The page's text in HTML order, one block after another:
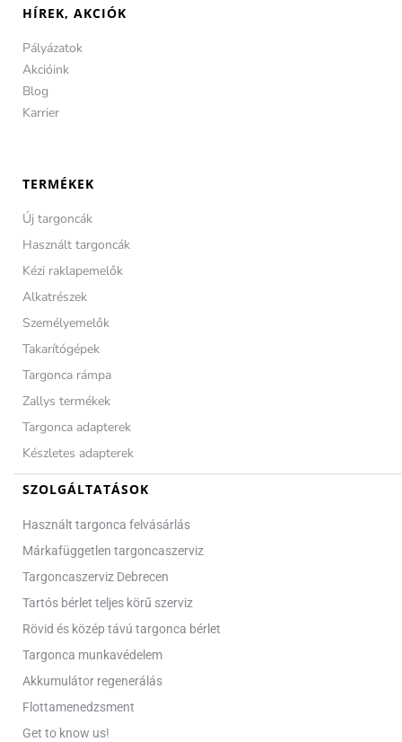
HÍREK, AKCIÓK
Pályázatok
Akcióink
Blog
Karrier
TERMÉKEK
Új targoncák
Használt targoncák
Kézi raklapemelők
Alkatrészek
Személyemelők
Takarítógépek
Targonca rámpa
Zallys termékek
Targonca adapterek
Készletes adapterek
SZOLGÁLTATÁSOK
Használt targonca felvásárlás
Márkafüggetlen targoncaszerviz
Targoncaszerviz Debrecen
Tartós bérlet teljes körű szerviz
Rövid és közép távú targonca bérlet
Targonca munkavédelem
Akkumulátor regenerálás
Flottamenedzsment
Get to know us!